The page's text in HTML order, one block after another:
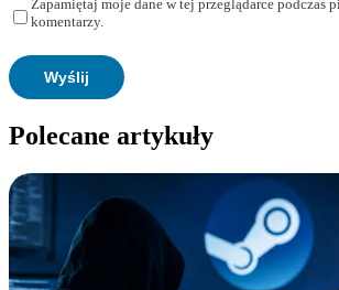
Zapamiętaj moje dane w tej przeglądarce podczas
komentarzy.
Polecane artykuły